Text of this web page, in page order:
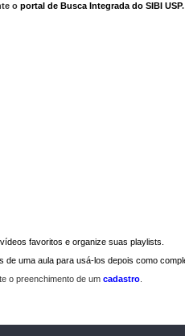
o portal de Busca Integrada do SIBI USP.
favoritos e organize suas playlists.
uma aula para usá-los depois como
o preenchimento de um cadastro